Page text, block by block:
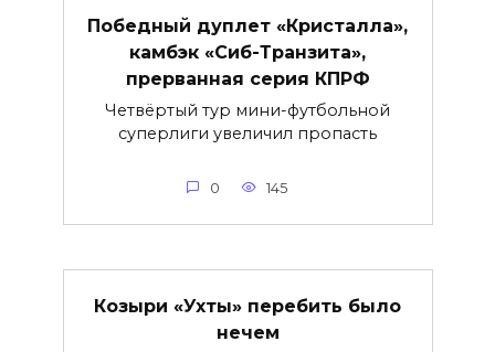
Победный дуплет «Кристалла»,
камбэк «Сиб-Транзита»,
прерванная серия КПРФ
Четвёртый тур мини-футбольной
суперлиги увеличил пропасть
0 145
Козыри «Ухты» перебить было
нечем